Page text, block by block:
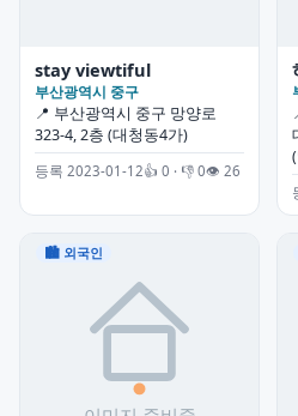
stay viewtiful
부산광역시 중구
📍 부산광역시 중구 망양로
323-4, 2층 (대청동4가)
등록 2023-01-12👍 0 · 👎 0👁 26
🏙 외국인